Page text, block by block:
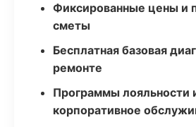
Фиксированные цены и
сметы
Бесплатная базовая
ремонте
Программы лояльности
корпоративное